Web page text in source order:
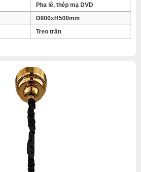
Pha lê, thép mạ DVD
D800xH500mm
Treo trần